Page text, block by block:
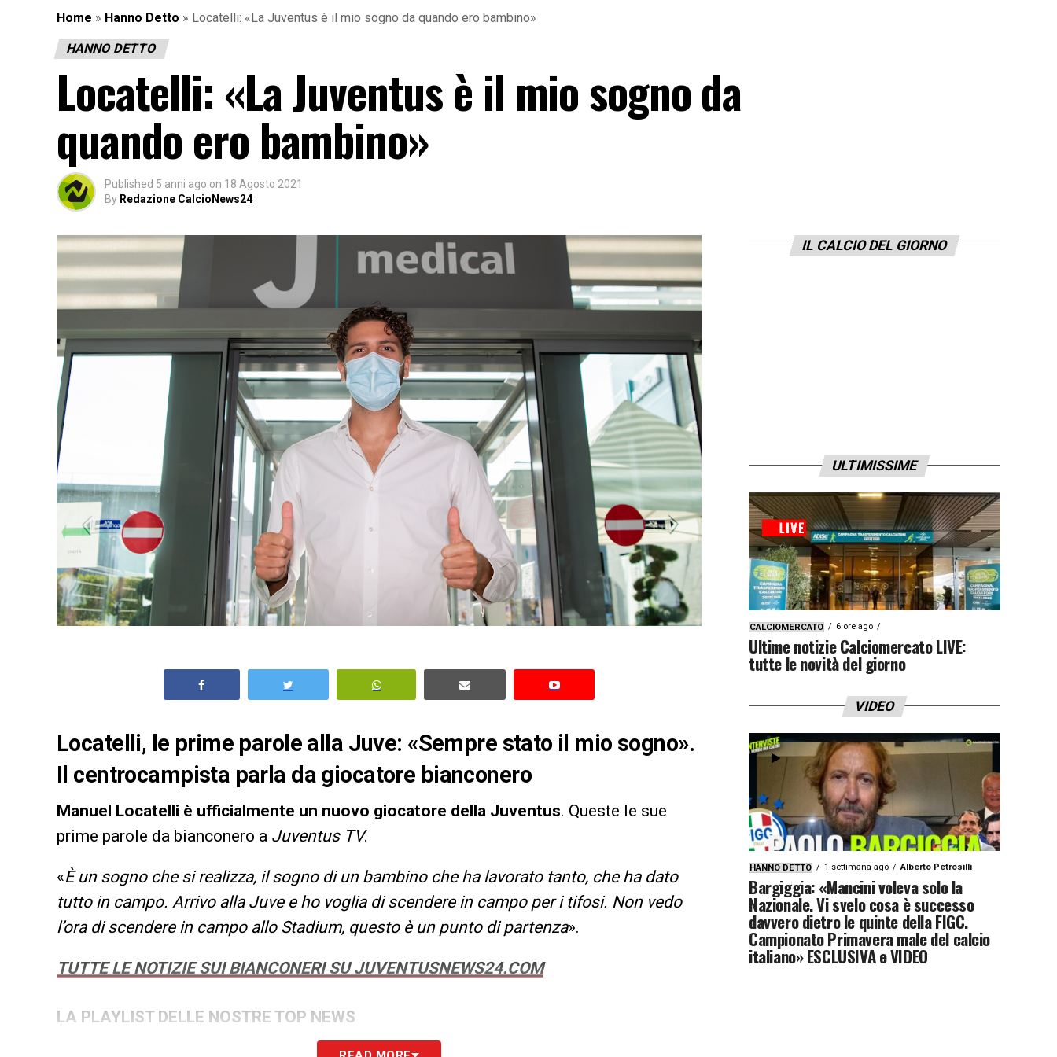
Home » Hanno Detto » Locatelli: «La Juventus è il mio sogno da quando ero bambino»
HANNO DETTO
Locatelli: «La Juventus è il mio sogno da
quando ero bambino»
Published 5 anni ago on 18 Agosto 2021
By Redazione CalcioNews24
Locatelli, le prime parole alla Juve: «Sempre stato il mio sogno».
Il centrocampista parla da giocatore bianconero
Manuel Locatelli è ufficialmente un nuovo giocatore della Juventus. Queste le sue
prime parole da bianconero a Juventus TV.
«È un sogno che si realizza, il sogno di un bambino che ha lavorato tanto, che ha dato
tutto in campo. Arrivo alla Juve e ho voglia di scendere in campo per i tifosi. Non vedo
l’ora di scendere in campo allo Stadium, questo è un punto di partenza».
TUTTE LE NOTIZIE SUI BIANCONERI SU JUVENTUSNEWS24.COM
LA PLAYLIST DELLE NOSTRE TOP NEWS
IL CALCIO DEL GIORNO
ULTIMISSIME
CALCIOMERCATO 6 ore ago
Ultime notizie Calciomercato LIVE:
tutte le novità del giorno
VIDEO
HANNO DETTO 1 settimana ago Alberto Petrosilli
Bargiggia: «Mancini voleva solo la
Nazionale. Vi svelo cosa è successo
davvero dietro le quinte della FIGC.
Campionato Primavera male del calcio
italiano» ESCLUSIVA e VIDEO